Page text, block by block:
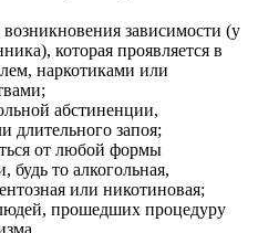
зависимости (у
которая проявляется в
наркотиками или
абстиненции,
длительного запоя;
от любой формы
будь то алкогольная,
или никотиновая;
прошедших процедуру